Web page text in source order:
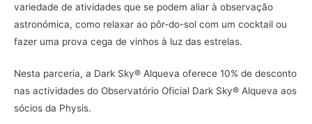
variedade de atividades que se podem aliar à observação
astronómica, como relaxar ao pôr-do-sol com um cocktail ou
fazer uma prova cega de vinhos à luz das estrelas.
Nesta parceria, a Dark Sky® Alqueva oferece 10% de desconto
nas actividades do Observatório Oficial Dark Sky® Alqueva aos
sócios da Physis.